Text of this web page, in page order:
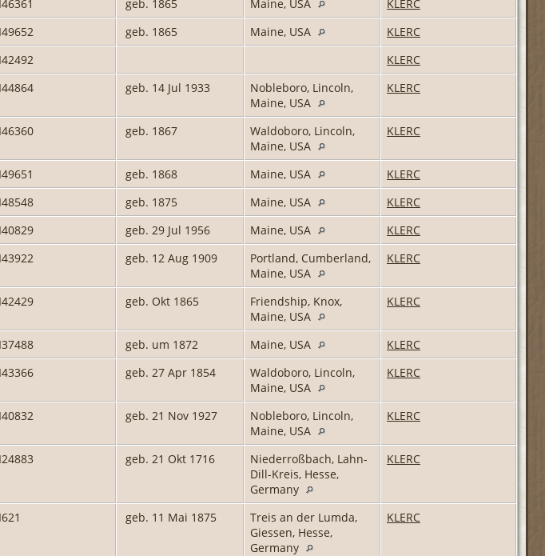
I46361 geb. 1865 Maine, USA
KLERC
I49652 geb. 1865 Maine, USA
KLERC
I42492
KLERC
I44864 geb. 14 Jul 1933
Nobleboro, Lincoln,
Maine, USA
KLERC
I46360 geb. 1867
Waldoboro, Lincoln,
Maine, USA
KLERC
I49651 geb. 1868 Maine, USA
KLERC
I48548 geb. 1875 Maine, USA
KLERC
I40829 geb. 29 Jul 1956 Maine, USA
KLERC
I43922 geb. 12 Aug 1909
Portland, Cumberland,
Maine, USA
KLERC
I42429 geb. Okt 1865
Friendship, Knox,
Maine, USA
KLERC
I37488 geb. um 1872 Maine, USA
KLERC
I43366 geb. 27 Apr 1854
Waldoboro, Lincoln,
Maine, USA
KLERC
I40832 geb. 21 Nov 1927
Nobleboro, Lincoln,
Maine, USA
KLERC
I24883 geb. 21 Okt 1716
Niederroßbach, Lahn-
Dill-Kreis, Hesse,
Germany
KLERC
I621 geb. 11 Mai 1875
Treis an der Lumda,
Giessen, Hesse,
Germany
KLERC